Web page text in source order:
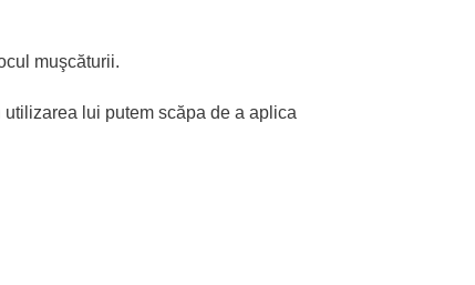
muşcăturii.
lui putem scăpa de a aplica